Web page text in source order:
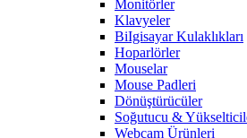
Monitörler
Klavyeler
BiIgisayar Kulaklıkları
Hoparlörler
Mouselar
Mouse Padleri
Dönüştürücüler
Soğutucu &
Webcam Ürünleri